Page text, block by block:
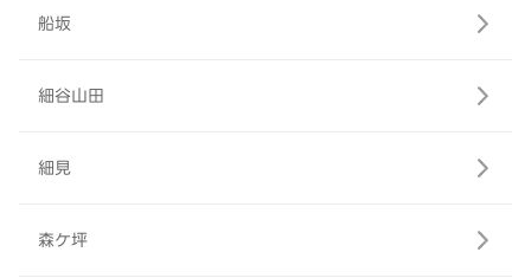
船坂
細谷山田
細見
森ケ坪